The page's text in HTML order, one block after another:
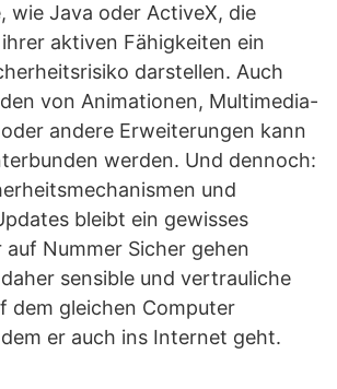
wie Java oder ActiveX, die
aktiven Fähigkeiten ein
darstellen. Auch
von Animationen, Multimedia-
andere Erweiterungen kann
werden. Und dennoch:
und
bleibt ein gewisses
auf Nummer Sicher gehen
sensible und vertrauliche
dem gleichen Computer
er auch ins Internet geht.